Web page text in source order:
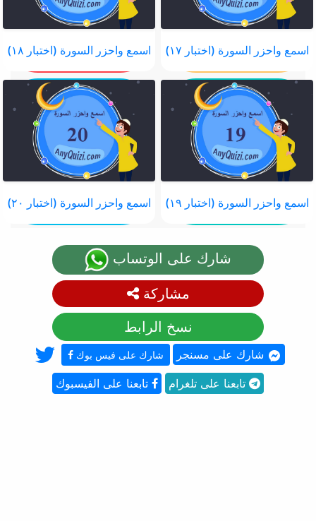
اسمع واحزر السورة (اختبار ١٧) اسمع واحزر السورة (اختبار ١٨)
اسمع واحزر السورة (اختبار ١٩) اسمع واحزر السورة (اختبار ٢٠)
شارك على الوتساب
مشاركة
نسخ الرابط
شارك على فيس بوك شارك على مسنجر
تابعنا على الفيسبوك تابعنا على تلغرام